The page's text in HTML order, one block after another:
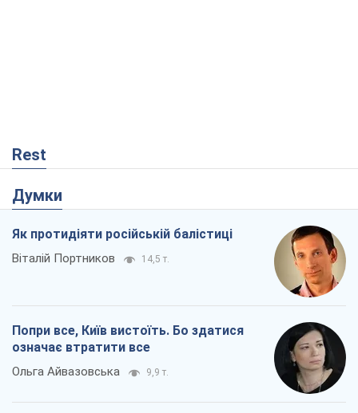
Rest
Думки
Як протидіяти російській балістиці
Віталій Портников 14,5 т.
Попри все, Київ вистоїть. Бо здатися
означає втратити все
Ольга Айвазовська 9,9 т.